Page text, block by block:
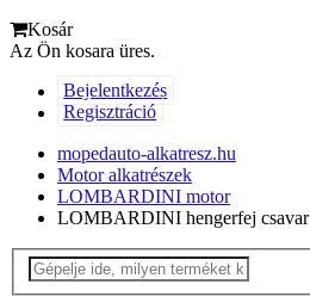
Kosár
Az Ön kosara üres.
Bejelentkezés
Regisztráció
mopedauto-alkatresz.hu
Motor alkatrészek
LOMBARDINI motor
LOMBARDINI hengerfej csavar